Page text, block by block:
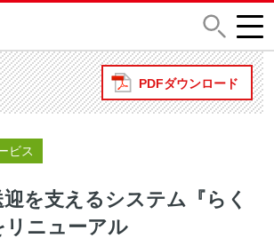
PDFダウンロード
ビス
を支えるシステム『らく
リニューアル